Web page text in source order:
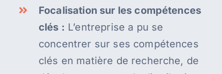
Focalisation sur les compétences
clés : L’entreprise a pu se
concentrer sur ses compétences
clés en matière de recherche, de